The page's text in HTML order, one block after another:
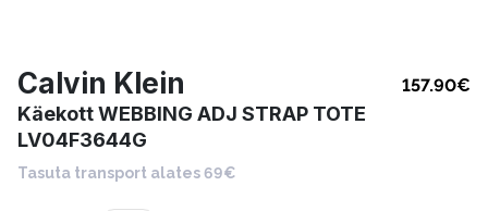
Calvin Klein 157.90€
Käekott WEBBING ADJ STRAP TOTE
LV04F3644G
Tasuta transport alates 69€